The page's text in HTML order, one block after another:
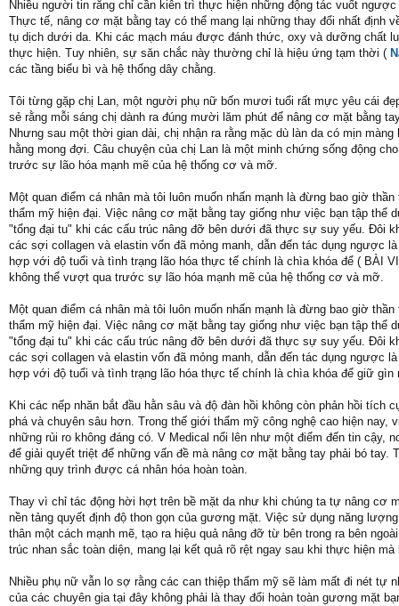
Nhiều người tin rằng chỉ cần kiên trì thực hiện những động tác vuốt
Thực tế, nâng cơ mặt bằng tay có thể mang lại những thay đổi nhất định
tụ dịch dưới da. Khi các mạch máu được đánh thức, oxy và dưỡng chất
thực hiện. Tuy nhiên, sự săn chắc này thường chỉ là hiệu ứng tạm thời (
các tầng biểu bì và hệ thống dây chằng.
Tôi từng gặp chị Lan, một người phụ nữ bốn mươi tuổi rất mực yêu cái
sẻ rằng mỗi sáng chị dành ra đúng mười lăm phút để nâng cơ mặt bằng
Nhưng sau một thời gian dài, chị nhận ra rằng mặc dù làn da có mịn
hằng mong đợi. Câu chuyện của chị Lan là một minh chứng sống động
trước sự lão hóa mạnh mẽ của hệ thống cơ và mỡ.
Một quan điểm cá nhân mà tôi luôn muốn nhấn mạnh là đừng bao giờ
thẩm mỹ hiện đại. Việc nâng cơ mặt bằng tay giống như việc bạn tập thể
"tổng đại tu" khi các cấu trúc nâng đỡ bên dưới đã thực sự suy yếu. Đôi
các sợi collagen và elastin vốn đã mỏng manh, dẫn đến tác dụng ngược
hợp với độ tuổi và tình trạng lão hóa thực tế chính là chìa khóa để ( BÀI
không thể vượt qua trước sự lão hóa mạnh mẽ của hệ thống cơ và mỡ.
Một quan điểm cá nhân mà tôi luôn muốn nhấn mạnh là đừng bao giờ
thẩm mỹ hiện đại. Việc nâng cơ mặt bằng tay giống như việc bạn tập thể
"tổng đại tu" khi các cấu trúc nâng đỡ bên dưới đã thực sự suy yếu. Đôi
các sợi collagen và elastin vốn đã mỏng manh, dẫn đến tác dụng ngược
hợp với độ tuổi và tình trạng lão hóa thực tế chính là chìa khóa để giữ gìn
Khi các nếp nhăn bắt đầu hằn sâu và độ đàn hồi không còn phản hồi
phá và chuyên sâu hơn. Trong thế giới thẩm mỹ công nghệ cao hiện
những rủi ro không đáng có. V Medical nổi lên như một điểm đến tin
để giải quyết triệt để những vấn đề mà nâng cơ mặt bằng tay phải bó
những quy trình được cá nhân hóa hoàn toàn.
Thay vì chỉ tác động hời hợt trên bề mặt da như khi chúng ta tự nâng cơ
nền tảng quyết định độ thon gọn của gương mặt. Việc sử dụng năng
thân một cách mạnh mẽ, tạo ra hiệu quả nâng đỡ từ bên trong ra bên
trúc nhan sắc toàn diện, mang lại kết quả rõ rệt ngay sau khi thực hiện
Nhiều phụ nữ vẫn lo sợ rằng các can thiệp thẩm mỹ sẽ làm mất đi nét
của các chuyên gia tại đây không phải là thay đổi hoàn toàn gương mặt